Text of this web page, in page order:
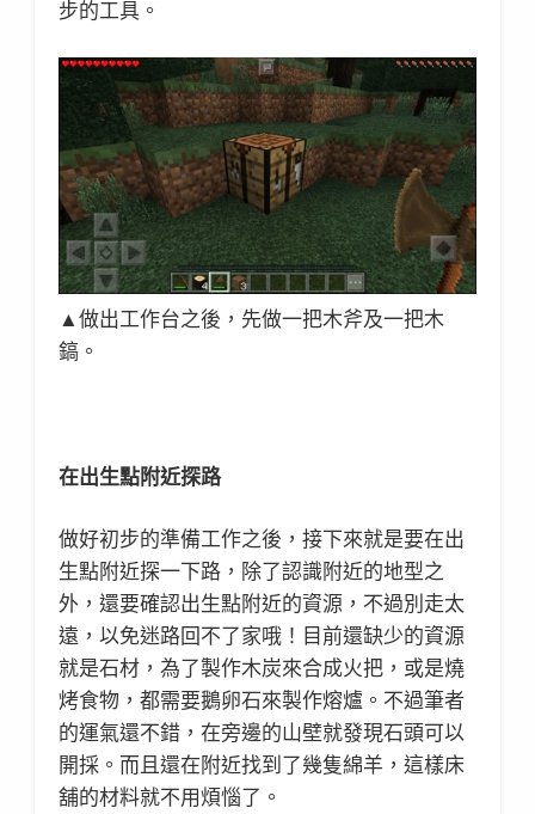
步的工具。
▲做出工作台之後，先做一把木斧及一把木
鎬。
在出生點附近探路
做好初步的準備工作之後，接下來就是要在出
生點附近探一下路，除了認識附近的地型之
外，還要確認出生點附近的資源，不過別走太
遠，以免迷路回不了家哦！目前還缺少的資源
就是石材，為了製作木炭來合成火把，或是燒
烤食物，都需要鵝卵石來製作熔爐。不過筆者
的運氣還不錯，在旁邊的山壁就發現石頭可以
開採。而且還在附近找到了幾隻綿羊，這樣床
舖的材料就不用煩惱了。